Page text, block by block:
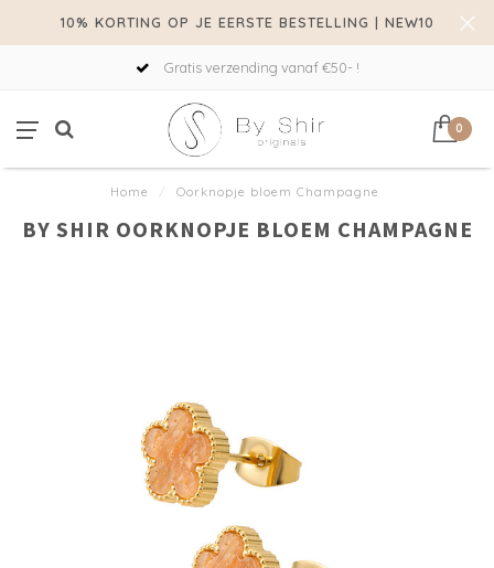
10% KORTING OP JE EERSTE BESTELLING | NEW10
Gratis verzending vanaf €50- !
0
Home / Oorknopje bloem Champagne
BY SHIR OORKNOPJE BLOEM CHAMPAGNE